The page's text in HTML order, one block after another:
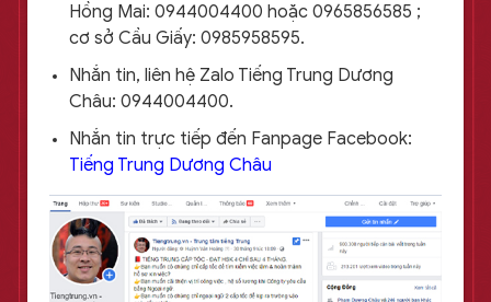
Hồng Mai: 0944004400 hoặc 0965856585 ;
cơ sở Cầu Giấy: 0985958595.
Nhắn tin, liên hệ Zalo Tiếng Trung Dương
Châu: 0944004400.
Nhắn tin trực tiếp đến Fanpage Facebook:
Tiếng Trung Dương Châu